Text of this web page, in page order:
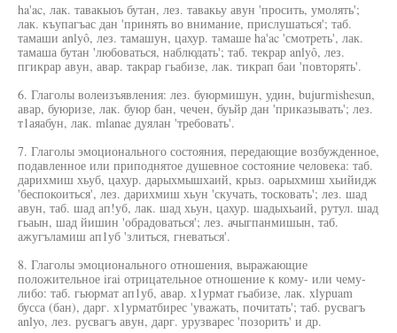
ha'ac, лак. тавакыоъ бутан, лез. тавакьу авун 'просить, умолять';
лак. къупагъас дан 'принять во внимание, прислушаться'; таб.
тамаши anlyô, лез. тамашун, цахур. тамаше ha'ac 'смотреть', лак.
тамаша бутан 'любоваться, наблюдать'; таб. текрар anlyô, лез.
пгикрар авун, авар. такрар гьабизе, лак. тикрап баи 'повторять'.
6. Глаголы волеизъявления: лез. буюрмишун, удин, bujurmishesun,
авар, буюризе, лак. буюр бан, чечен, буьйр дан 'приказывать'; лез.
т1аяабун, лак. mlanae дуялан 'требовать'.
7. Глаголы эмоционального состояния, передающие возбужденное,
подавленное или приподнятое душевное состояние человека: таб.
дарихмиш хьуб, цахур. дарыхмышхаий, крыз. оарыхмиш хьийидж
'беспокоиться', лез. дарихмиш хьун 'скучать, тосковать'; лез. шад
авун, таб. шад ап!уб, лак. шад хьун, цахур. шадыхьаий, рутул. шад
гьаын, шад йишин 'обрадоваться'; лез. ачыгпанмишын, таб.
ажугъламиш ап1уб 'злиться, гневаться'.
8. Глаголы эмоционального отношения, выражающие
положительное irai отрицательное отношение к кому- или чему-
либо: таб. гьюрмат ап1уб, авар. х1урмат гьабизе, лак. xlypuam
бусса (бан), дарг. х1урматбирес 'уважать, почитать'; таб. русвагъ
anlyo, лез. русвагъ авун, дарг. урузварес 'позорить' и др.